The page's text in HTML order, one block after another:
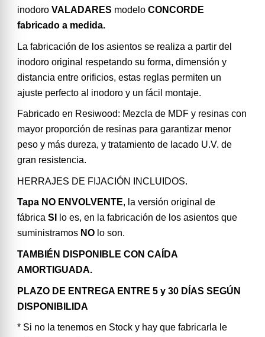
inodoro VALADARES modelo CONCORDE
fabricado a medida.
La fabricación de los asientos se realiza a partir del
inodoro original respetando su forma, dimensión y
distancia entre orificios, estas reglas permiten un
ajuste perfecto al inodoro y un fácil montaje.
Fabricado en Resiwood: Mezcla de MDF y resinas con
mayor proporción de resinas para garantizar menor
peso y más dureza, y tratamiento de lacado U.V. de
gran resistencia.
HERRAJES DE FIJACIÓN INCLUIDOS.
Tapa NO ENVOLVENTE, la versión original de
fábrica SI
lo es, en la fabricación de los asientos que
suministramos NO lo son.
TAMBIÉN DISPONIBLE CON CAÍDA
AMORTIGUADA.
PLAZO DE ENTREGA ENTRE 5 y 30 DÍAS SEGÚN
DISPONIBILIDA
* Si no la tenemos en Stock y hay que fabricarla le